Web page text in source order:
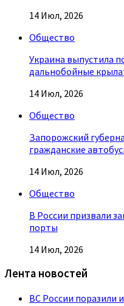
14 Июл, 2026
Общество
Украина выпустила
дальнобойные
14 Июл, 2026
Общество
Запорожский
гражданские
14 Июл, 2026
Общество
В России призвали
порты
14 Июл, 2026
Лента новостей
ВС России поразили